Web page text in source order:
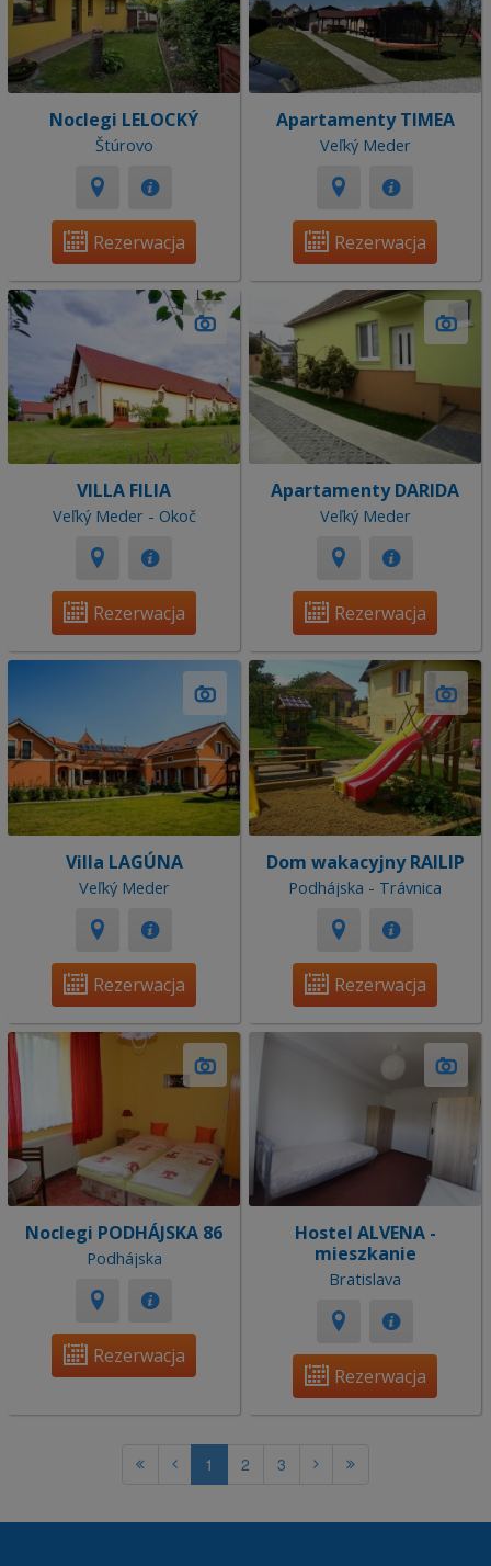
Noclegi LELOCKÝ
Štúrovo
Rezerwacja
Apartamenty TIMEA
Veľký Meder
Rezerwacja
VILLA FILIA
Veľký Meder - Okoč
Rezerwacja
Apartamenty DARIDA
Veľký Meder
Rezerwacja
Villa LAGÚNA
Veľký Meder
Rezerwacja
Dom wakacyjny RAILIP
Podhájska - Trávnica
Rezerwacja
Noclegi PODHÁJSKA 86
Podhájska
Rezerwacja
Hostel ALVENA -
mieszkanie
Bratislava
Rezerwacja
1 2 3